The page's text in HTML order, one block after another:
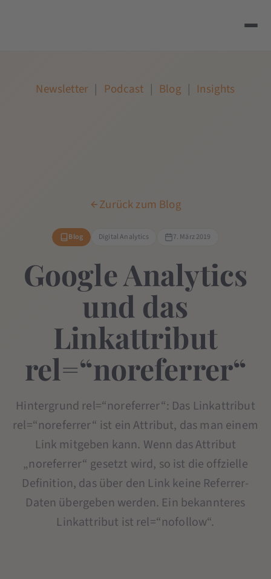
Newsletter | Podcast | Blog | Insights
Zurück zum Blog
Blog Digital Analytics 7. März 2019
Google Analytics
und das
Linkattribut
rel=“noreferrer“
Hintergrund rel=“noreferrer“: Das Linkattribut
rel=“noreferrer“ ist ein Attribut, das man einem
Link mitgeben kann. Wenn das Attribut
„noreferrer“ gesetzt wird, so ist die offzielle
Definition, das über den Link keine Referrer-
Daten übergeben werden. Ein bekannteres
Linkattribut ist rel=“nofollow“.